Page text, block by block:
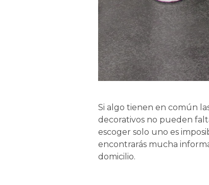
Si algo tienen en común
decorativos no pueden
escoger solo uno es
encontrarás mucha
domicilio.